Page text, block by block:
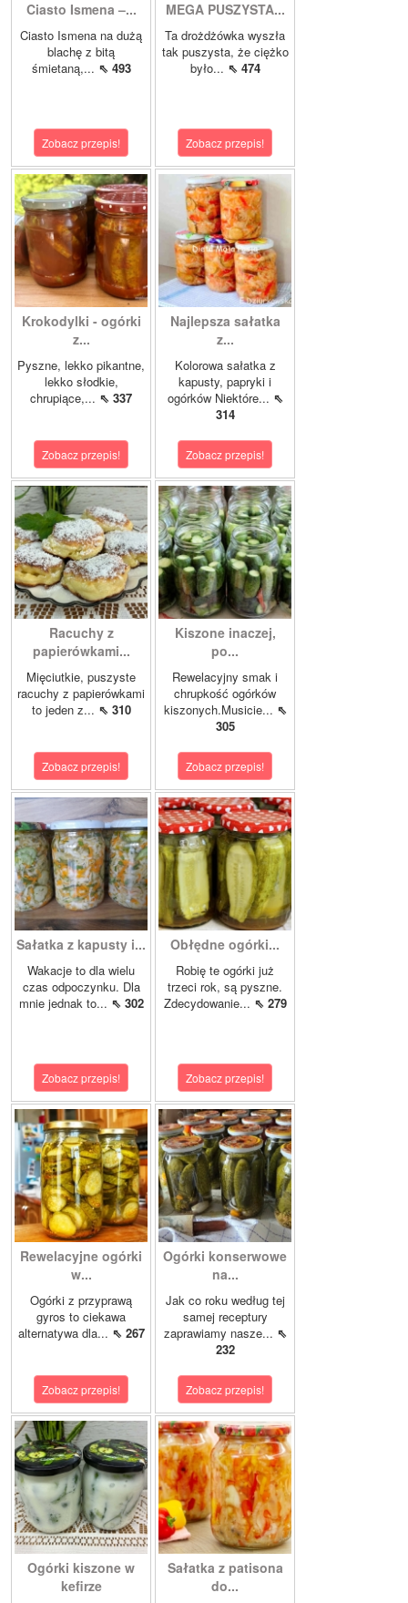
Ciasto Ismena –...
Ciasto Ismena na dużą
blachę z bitą
śmietaną,... ⇖ 493
Zobacz przepis!
MEGA PUSZYSTA...
Ta drożdżówka wyszła
tak puszysta, że ciężko
było... ⇖ 474
Zobacz przepis!
Krokodylki - ogórki
z...
Pyszne, lekko pikantne,
lekko słodkie,
chrupiące,... ⇖ 337
Zobacz przepis!
Najlepsza sałatka
z...
Kolorowa sałatka z
kapusty, papryki i
ogórków Niektóre... ⇖
314
Zobacz przepis!
Racuchy z
papierówkami...
Mięciutkie, puszyste
racuchy z papierówkami
to jeden z... ⇖ 310
Zobacz przepis!
Kiszone inaczej,
po...
Rewelacyjny smak i
chrupkość ogórków
kiszonych.Musicie... ⇖
305
Zobacz przepis!
Sałatka z kapusty i...
Wakacje to dla wielu
czas odpoczynku. Dla
mnie jednak to... ⇖ 302
Zobacz przepis!
Obłędne ogórki...
Robię te ogórki już
trzeci rok, są pyszne.
Zdecydowanie... ⇖ 279
Zobacz przepis!
Rewelacyjne ogórki
w...
Ogórki z przyprawą
gyros to ciekawa
alternatywa dla... ⇖ 267
Zobacz przepis!
Ogórki konserwowe
na...
Jak co roku według tej
samej receptury
zaprawiamy nasze... ⇖
232
Zobacz przepis!
Ogórki kiszone w
kefirze
Sałatka z patisona
do...